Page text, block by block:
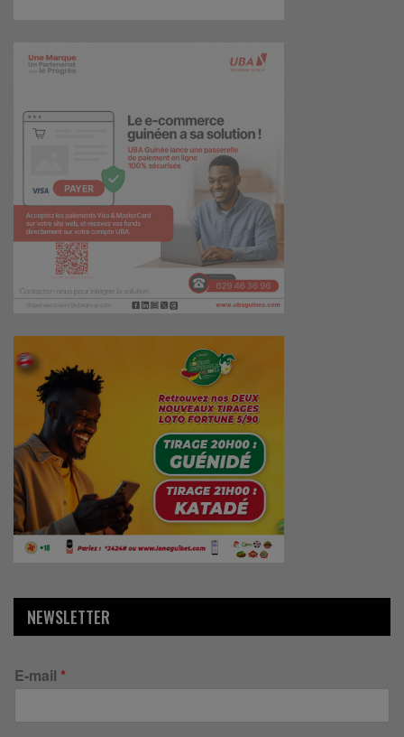
NEWSLETTER
E-mail *